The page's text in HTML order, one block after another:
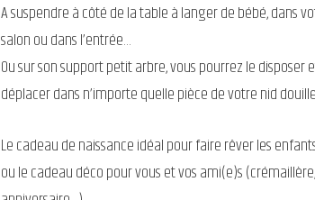
A suspendre à côté de la table à langer de bébé, dans
salon ou dans l’entrée…
Ou sur son support petit arbre, vous pourrez le disposer
déplacer dans n’importe quelle pièce de votre nid
Le cadeau de naissance idéal pour faire rêver les
ou le cadeau déco pour vous et vos ami(e)s (crémaillère,